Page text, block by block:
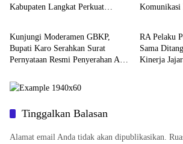
Kabupaten Langkat Perkuat
Komunikasi
Berita
Kunjungi Moderamen GBKP,
Bupati Karo Serahkan Surat
Pernyataan Resmi Penyerahan Aset
Berita
RA Pelaku
Sama
Kinerja
Tinggalkan Balasan
Alamat email Anda tidak akan dipublikasikan.